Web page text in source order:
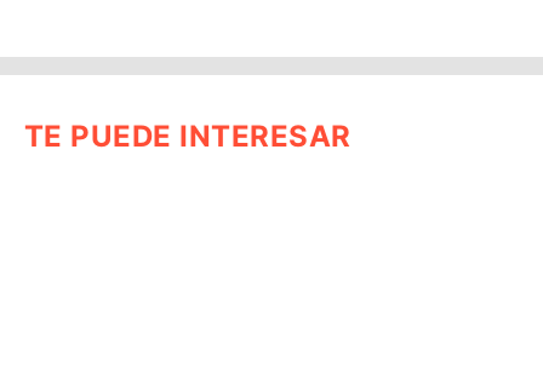
TE PUEDE INTERESAR